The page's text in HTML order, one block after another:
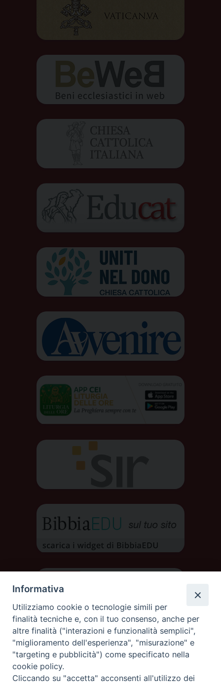
Informativa
Utilizziamo cookie o tecnologie simili per
finalità tecniche e, con il tuo consenso, anche per
altre finalità ("interazioni e funzionalità semplici",
"miglioramento dell'esperienza", "misurazione" e
"targeting e pubblicità") come specificato nella
cookie policy.
Cliccando su "accetta" acconsenti all'utilizzo dei